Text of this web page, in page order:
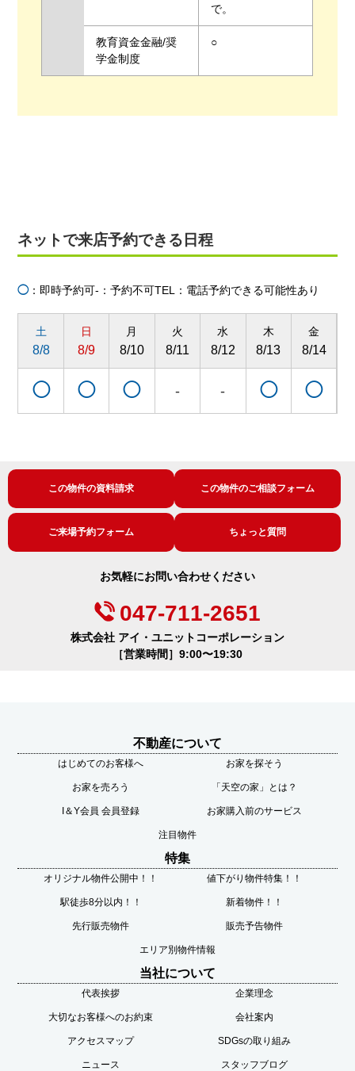
で。
教育資金金融/奨
学金制度
○
ネットで来店予約できる日程
◯：即時予約可-：予約不可TEL：電話予約できる可能性あり
土
8/8
◯
日
8/9
◯
月
8/10
◯
火
8/11
-
水
8/12
-
木
8/13
◯
金
8/14
◯
この物件の資料請求 この物件のご相談フォーム
ご来場予約フォーム ちょっと質問
お気軽にお問い合わせください
047-711-2651
株式会社 アイ・ユニットコーポレーション
［営業時間］9:00〜19:30
不動産について
はじめてのお客様へ お家を探そう
お家を売ろう 「天空の家」とは？
I＆Y会員 会員登録 お家購入前のサービス
注目物件
特集
オリジナル物件公開中！！ 値下がり物件特集！！
駅徒歩8分以内！！ 新着物件！！
先行販売物件 販売予告物件
エリア別物件情報
当社について
代表挨拶 企業理念
大切なお客様へのお約束 会社案内
アクセスマップ SDGsの取り組み
ニュース スタッフブログ